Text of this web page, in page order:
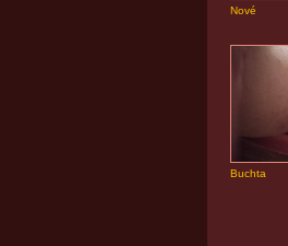
Nové
Buchta